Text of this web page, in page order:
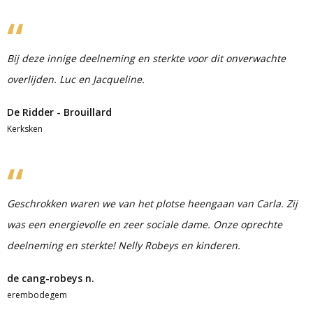
Bij deze innige deelneming en sterkte voor dit onverwachte
overlijden. Luc en Jacqueline.
De Ridder - Brouillard
Kerksken
Geschrokken waren we van het plotse heengaan van Carla. Zij
was een energievolle en zeer sociale dame. Onze oprechte
deelneming en sterkte! Nelly Robeys en kinderen.
de cang-robeys n.
erembodegem